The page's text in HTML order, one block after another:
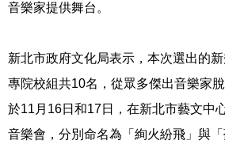
音樂家提供舞台。
新北市政府文化局表示，本次選出的
專院校組共10名，從眾多傑出音樂家
於11月16日和17日，在新北市藝文中
音樂會，分別命名為「絢火紛飛」與